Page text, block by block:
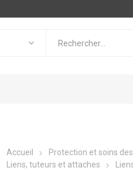
Accueil
Protection et soins
Liens, tuteurs et attaches